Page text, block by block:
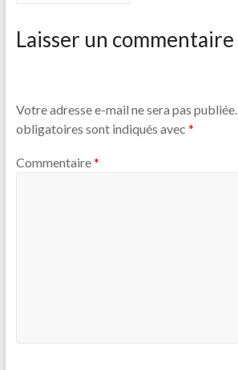
Laisser un commentaire
Votre adresse e-mail ne sera pas publiée.
obligatoires sont indiqués avec *
Commentaire*